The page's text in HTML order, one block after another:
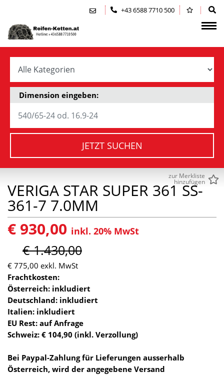
Zum Inhalt springen (Alt+0)
Zum Hauptmenü springen (Alt+1)+43 6588 7710 500
Dimension eingeben:
JETZT SUCHEN
zur Merkliste
hinzufügen
VERIGA STAR SUPER 361 SS-
361-7 7.0MM
€ 930,00 inkl. 20% MwSt
€ 1.430,00
€ 775,00 exkl. MwSt
Frachtkosten:
Österreich: inkludiert
Deutschland: inkludiert
Italien: inkludiert
EU Rest: auf Anfrage
Schweiz: € 104,90 (inkl. Verzollung)
Bei Paypal-Zahlung für Lieferungen ausserhalb
Österreich, wird der angegebene Versand